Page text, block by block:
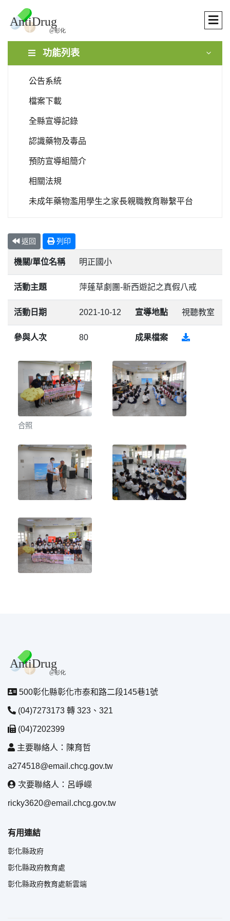
功能列表
公告系統
檔案下載
全縣宣導記錄
認識藥物及毒品
預防宣導組簡介
相關法規
未成年藥物濫用學生之家長親職教育聯繫平台
返回 列印
機關/單位名稱 明正國小
活動主題 萍蓬草劇團-新西遊記之真假八戒
活動日期 2021-10-12 宣導地點 視聽教室
參與人次 80 成果檔案
合照
500彰化縣彰化市泰和路二段145巷1號
(04)7273173 轉 323、321
(04)7202399
主要聯絡人：陳育哲
a274518@email.chcg.gov.tw
次要聯絡人：呂崢嶸
ricky3620@email.chcg.gov.tw
有用連結
彰化縣政府
彰化縣政府教育處
彰化縣政府教育處新雲端